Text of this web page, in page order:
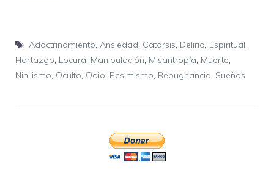
Etiquetas
Adoctrinamiento, Ansiedad, Catarsis, Delirio, Espiritual,
Hartazgo, Locura, Manipulación, Misantropía, Muerte,
Nihilismo, Oculto, Odio, Pesimismo, Repugnancia, Sueños